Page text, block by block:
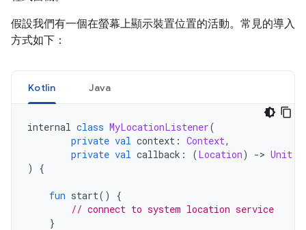
假設我們有一個在螢幕上顯示裝置位置的活動。常見的導入
方式如下：
Kotlin Java
internal class MyLocationListener(
private val context : Context,
private val callback : (Location) -> Unit
)
{
fun start()
{
// connect to system location service
}